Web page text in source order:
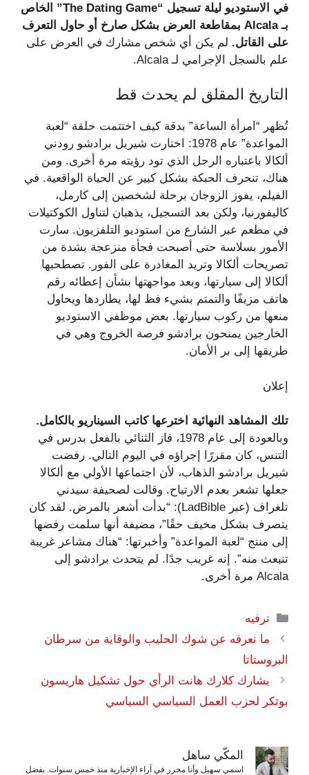
في الاستوديو ليلة تسجيل “The Dating Game” الخاص
بـ Alcala بمقاطعة العرض بشكل صارخ أو حاول التعرف
على القاتل. لم يكن أي شخص مشارك في العرض على
علم بالسجل الإجرامي لـ Alcala.
التاريخ المقلق لم يحدث قط
تُظهر “امرأة الساعة” بدقة كيف اختتمت حلقة “لعبة
المواعدة” عام 1978: اختارت شيريل برادشو رودني
ألكالا باعتباره الرجل الذي تود رؤيته مرة أخرى. ومن
هناك، تنحرف الحبكة بشكل كبير عن الحياة الواقعية. في
الفيلم، يفوز الزوجان برحلة لشخصين إلى كارمل،
كاليفورنيا، ولكن بعد التسجيل، يذهبان لتناول الكوكتيلات
في مطعم عبر الشارع من استوديو التلفزيون. سارت
الأمور بسلاسة حتى أصبحت فجأة منزعجة بشدة من
تصريحات ألكالا وتريد المغادرة على الفور. تصطحبها
ألكالا إلى سيارتها، وبعد مواجهتها بشأن إعطائه رقم
هاتف مزيفًا والتمتم بشيء فظ لها، يطاردها ويحاول
منعها من ركوب سيارتها. بعض موظفي الاستوديو
الخارجين يمنحون برادشو فرصة الخروج وهي في
طريقها إلى بر الأمان.
إعلان
تلك المشاهد النهائية اخترعها كاتب السيناريو بالكامل.
وبالعودة إلى عام 1978، فاز الثنائي بالفعل بدرس في
التنس، كان مقررًا إجراؤه في اليوم التالي. رفضت
شيريل برادشو الذهاب، لأن اجتماعها الأولي مع ألكالا
جعلها تشعر بعدم الارتياح. وقالت لصحيفة سيدني
تلغراف (عبر LadBible): “بدأت أشعر بالمرض. لقد كان
يتصرف بشكل مخيف حقًا”، مضيفة أنها سلمت رفضها
إلى منتج “لعبة المواعدة” وأخبرتها: “هناك مشاعر غريبة
تنبعث منه”. إنه غريب جدًا. لم يتحدث برادشو إلى
Alcala مرة أخرى.
التصنيفات
ترفيه
ما نعرفه عن شوك الحليب والوقاية من سرطان
البروستاتا
يشارك كلارك هانت الرأي حول تشكيل هاريسون
بوتكر لحزب العمل السياسي السياسي
المكّي ساهل
اسمي سهيل وأنا محرر في آراء الإخبارية منذ خمس سنوات. بفضل